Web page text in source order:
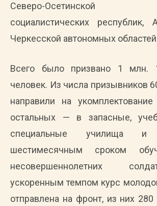
Северо-Осетинской
социалистических республик,
Черкесской автономных
Всего было призвано 1 млн.
человек. Из числа призывников
направили на
остальных — в запасные,
специальные училища
шестимесячным сроком
несовершеннолетних
ускоренным темпом курс
отправлена на фронт, из них